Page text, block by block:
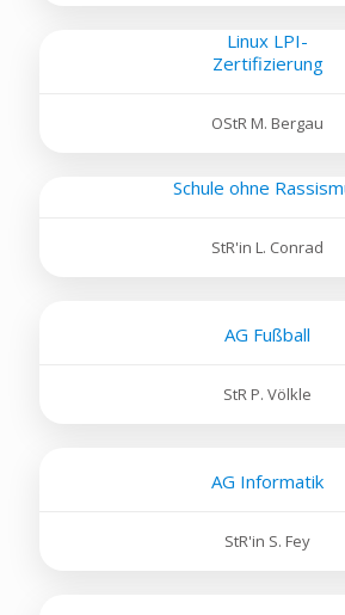
Linux LPI-
Zertifizierung
OStR M. Bergau
Schule ohne
StR'in L. Conrad
AG Fußball
StR P. Völkle
AG Informatik
StR'in S. Fey